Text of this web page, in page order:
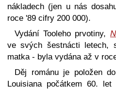
nákladech (jen u nás
roce '89 cifry 200 000).
Vydání Tooleho prvotiny,
ve svých šestnácti letech,
matka - byla vydána až v
Děj románu je položen
Louisiana počátkem 60.